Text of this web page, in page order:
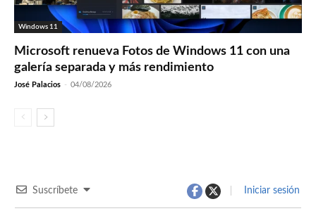
Windows 11
Microsoft renueva Fotos de Windows 11 con una
galería separada y más rendimiento
José Palacios - 04/08/2026
Suscríbete Iniciar sesión